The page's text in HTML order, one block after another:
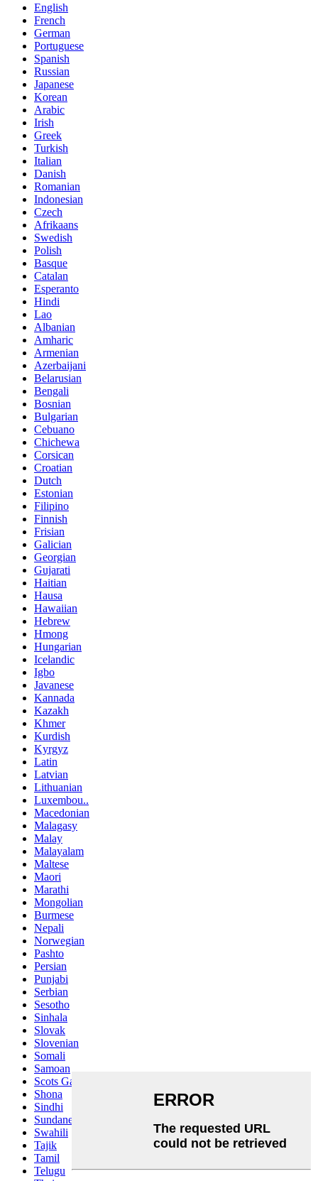
English
French
German
Portuguese
Spanish
Russian
Japanese
Korean
Arabic
Irish
Greek
Turkish
Italian
Danish
Romanian
Indonesian
Czech
Afrikaans
Swedish
Polish
Basque
Catalan
Esperanto
Hindi
Lao
Albanian
Amharic
Armenian
Azerbaijani
Belarusian
Bengali
Bosnian
Bulgarian
Cebuano
Chichewa
Corsican
Croatian
Dutch
Estonian
Filipino
Finnish
Frisian
Galician
Georgian
Gujarati
Haitian
Hausa
Hawaiian
Hebrew
Hmong
Hungarian
Icelandic
Igbo
Javanese
Kannada
Kazakh
Khmer
Kurdish
Kyrgyz
Latin
Latvian
Lithuanian
Luxembou..
Macedonian
Malagasy
Malay
Malayalam
Maltese
Maori
Marathi
Mongolian
Burmese
Nepali
Norwegian
Pashto
Persian
Punjabi
Serbian
Sesotho
Sinhala
Slovak
Slovenian
Somali
Samoan
Scots Gaelic
Shona
Sindhi
Sundanese
Swahili
Tajik
Tamil
Telugu